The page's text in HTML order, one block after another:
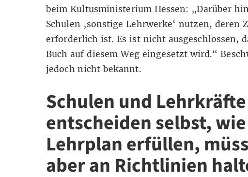
beim Kultusministerium Hessen: „Darüber
Schulen ‚sonstige Lehrwerke‘ nutzen, deren
erforderlich ist. Es ist nicht ausgeschlossen,
Buch auf diesem Weg eingesetzt wird.“
jedoch nicht bekannt.
Schulen und Lehrkräfte
entscheiden selbst,
Lehrplan erfüllen,
aber an Richtlinien